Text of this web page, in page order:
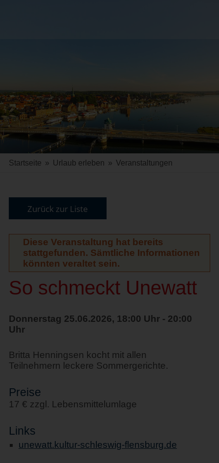
Startseite » Urlaub erleben » Veranstaltungen
Zurück zur Liste
Diese Veranstaltung hat bereits
stattgefunden. Sämtliche Informationen
könnten veraltet sein.
So schmeckt Unewatt
Donnerstag 25.06.2026, 18:00 Uhr - 20:00
Uhr
Britta Henningsen kocht mit allen
Teilnehmern leckere Sommergerichte.
Preise
17 € zzgl. Lebensmittelumlage
Links
unewatt.kultur-schleswig-flensburg.de